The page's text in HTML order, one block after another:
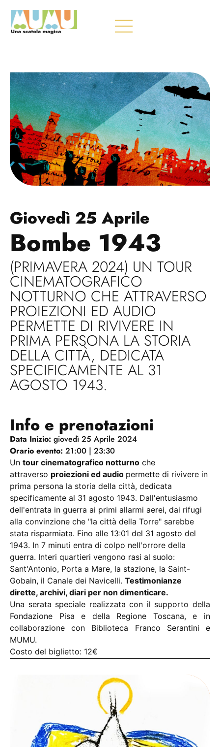
Giovedì 25 Aprile
Bombe 1943
(PRIMAVERA 2024) UN TOUR
CINEMATOGRAFICO
NOTTURNO CHE ATTRAVERSO
PROIEZIONI ED AUDIO
PERMETTE DI RIVIVERE IN
PRIMA PERSONA LA STORIA
DELLA CITTÀ, DEDICATA
SPECIFICAMENTE AL 31
AGOSTO 1943.
Info e prenotazioni
Data Inizio: giovedì 25 Aprile 2024
Orario evento: 21:00 | 23:30
Un tour cinematografico notturno che
attraverso proiezioni ed audio permette di rivivere in
prima persona la storia della città, dedicata
specificamente al 31 agosto 1943. Dall'entusiasmo
dell'entrata in guerra ai primi allarmi aerei, dai rifugi
alla convinzione che "la città della Torre" sarebbe
stata risparmiata. Fino alle 13:01 del 31 agosto del
1943. In 7 minuti entra di colpo nell'orrore della
guerra. Interi quartieri vengono rasi al suolo:
Sant'Antonio, Porta a Mare, la stazione, la Saint-
Gobain, il Canale dei Navicelli. Testimonianze
dirette, archivi, diari per non dimenticare.
Una serata speciale realizzata con il supporto della
Fondazione Pisa e della Regione Toscana, e in
collaborazione con Biblioteca Franco Serantini e
MUMU.
Costo del biglietto: 12€